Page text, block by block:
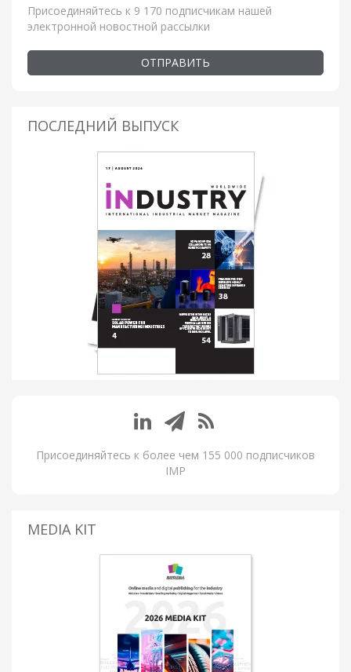
Присоединяйтесь к 9 170 подписчикам нашей
электронной новостной рассылки
ОТПРАВИТЬ
ПОСЛЕДНИЙ ВЫПУСК
Присоединяйтесь к более чем 155 000 подписчиков
IMP
MEDIA KIT